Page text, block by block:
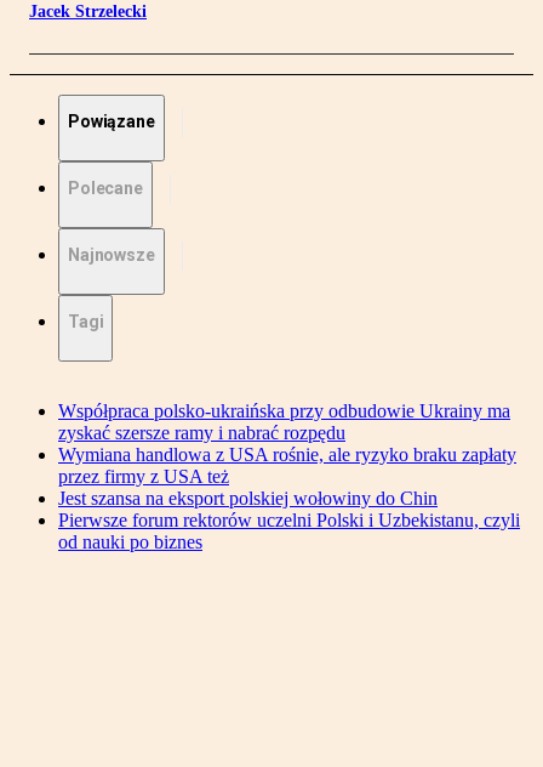
Jacek Strzelecki
Powiązane
Polecane
Najnowsze
Tagi
Współpraca polsko-ukraińska przy odbudowie Ukrainy ma
zyskać szersze ramy i nabrać rozpędu
Wymiana handlowa z USA rośnie, ale ryzyko braku zapłaty
przez firmy z USA też
Jest szansa na eksport polskiej wołowiny do Chin
Pierwsze forum rektorów uczelni Polski i Uzbekistanu, czyli
od nauki po biznes